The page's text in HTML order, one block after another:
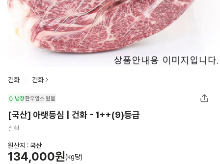
건화 건화
냉장한우암소 원물
[국산] 아랫등심 | 건화 - 1++(9)등급
실촬
원산지 : 국산
134,000원(kg당)